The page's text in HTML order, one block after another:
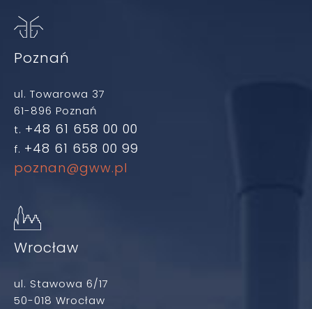
Poznań
ul. Towarowa 37
61-896 Poznań
t. +48 61 658 00 00
f. +48 61 658 00 99
poznan@gww.pl
Wrocław
ul. Stawowa 6/17
50-018 Wrocław